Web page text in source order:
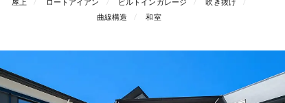
曲線構造
和室